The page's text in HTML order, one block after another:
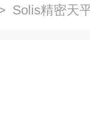
Solis精密天